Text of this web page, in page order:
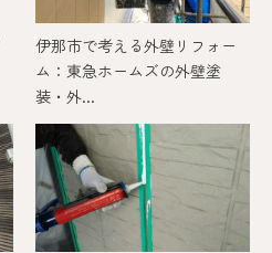
伊那市で考える外壁リフォー
ム：東急ホームズの外壁塗
装・外...